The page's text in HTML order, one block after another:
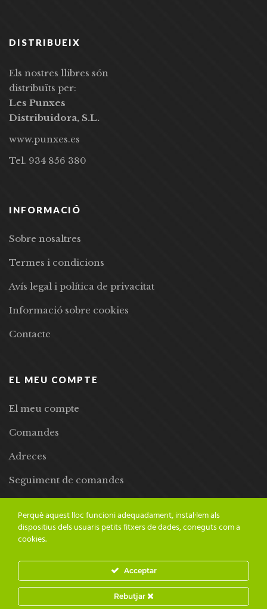
DISTRIBUEIX
Els nostres llibres són
distribuïts per:
Les Punxes
Distribuidora, S.L.
www.punxes.es
Tel. 934 856 380
INFORMACIÓ
Sobre nosaltres
Termes i condicions
Avís legal i política de privacitat
Informació sobre cookies
Contacte
EL MEU COMPTE
El meu compte
Comandes
Adreces
Seguiment de comandes
© 2024 Adesiara Editorial | Tots els drets reservats | Preus amb
IVA inclòs |Grademorphic
Perquè aquest lloc funcioni adequadament, instal·lem als
dispositius dels usuaris petits fitxers de dades, coneguts com a
cookies.
Acceptar
Rebutjar